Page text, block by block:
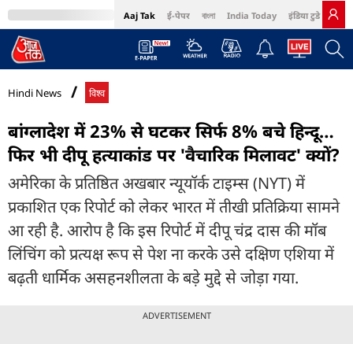
Aaj Tak ई-पेपर বাংলা India Today इंडिया टुडे हिंदी
MumbaiTak Cosmopolitan Harper's Bazaar Northeast
Hindi News विश्व
बांग्लादेश में 23% से घटकर सिर्फ 8% बचे हिन्दू…
फिर भी दीपू हत्याकांड पर 'वैचारिक मिलावट' क्यों?
अमेरिका के प्रतिष्ठित अखबार न्यूयॉर्क टाइम्स (NYT) में
प्रकाशित एक रिपोर्ट को लेकर भारत में तीखी प्रतिक्रिया सामने
आ रही है. आरोप है कि इस रिपोर्ट में दीपू चंद्र दास की मॉब
लिंचिंग को प्रत्यक्ष रूप से पेश ना करके उसे दक्षिण एशिया में
बढ़ती धार्मिक असहनशीलता के बड़े मुद्दे से जोड़ा गया.
ADVERTISEMENT